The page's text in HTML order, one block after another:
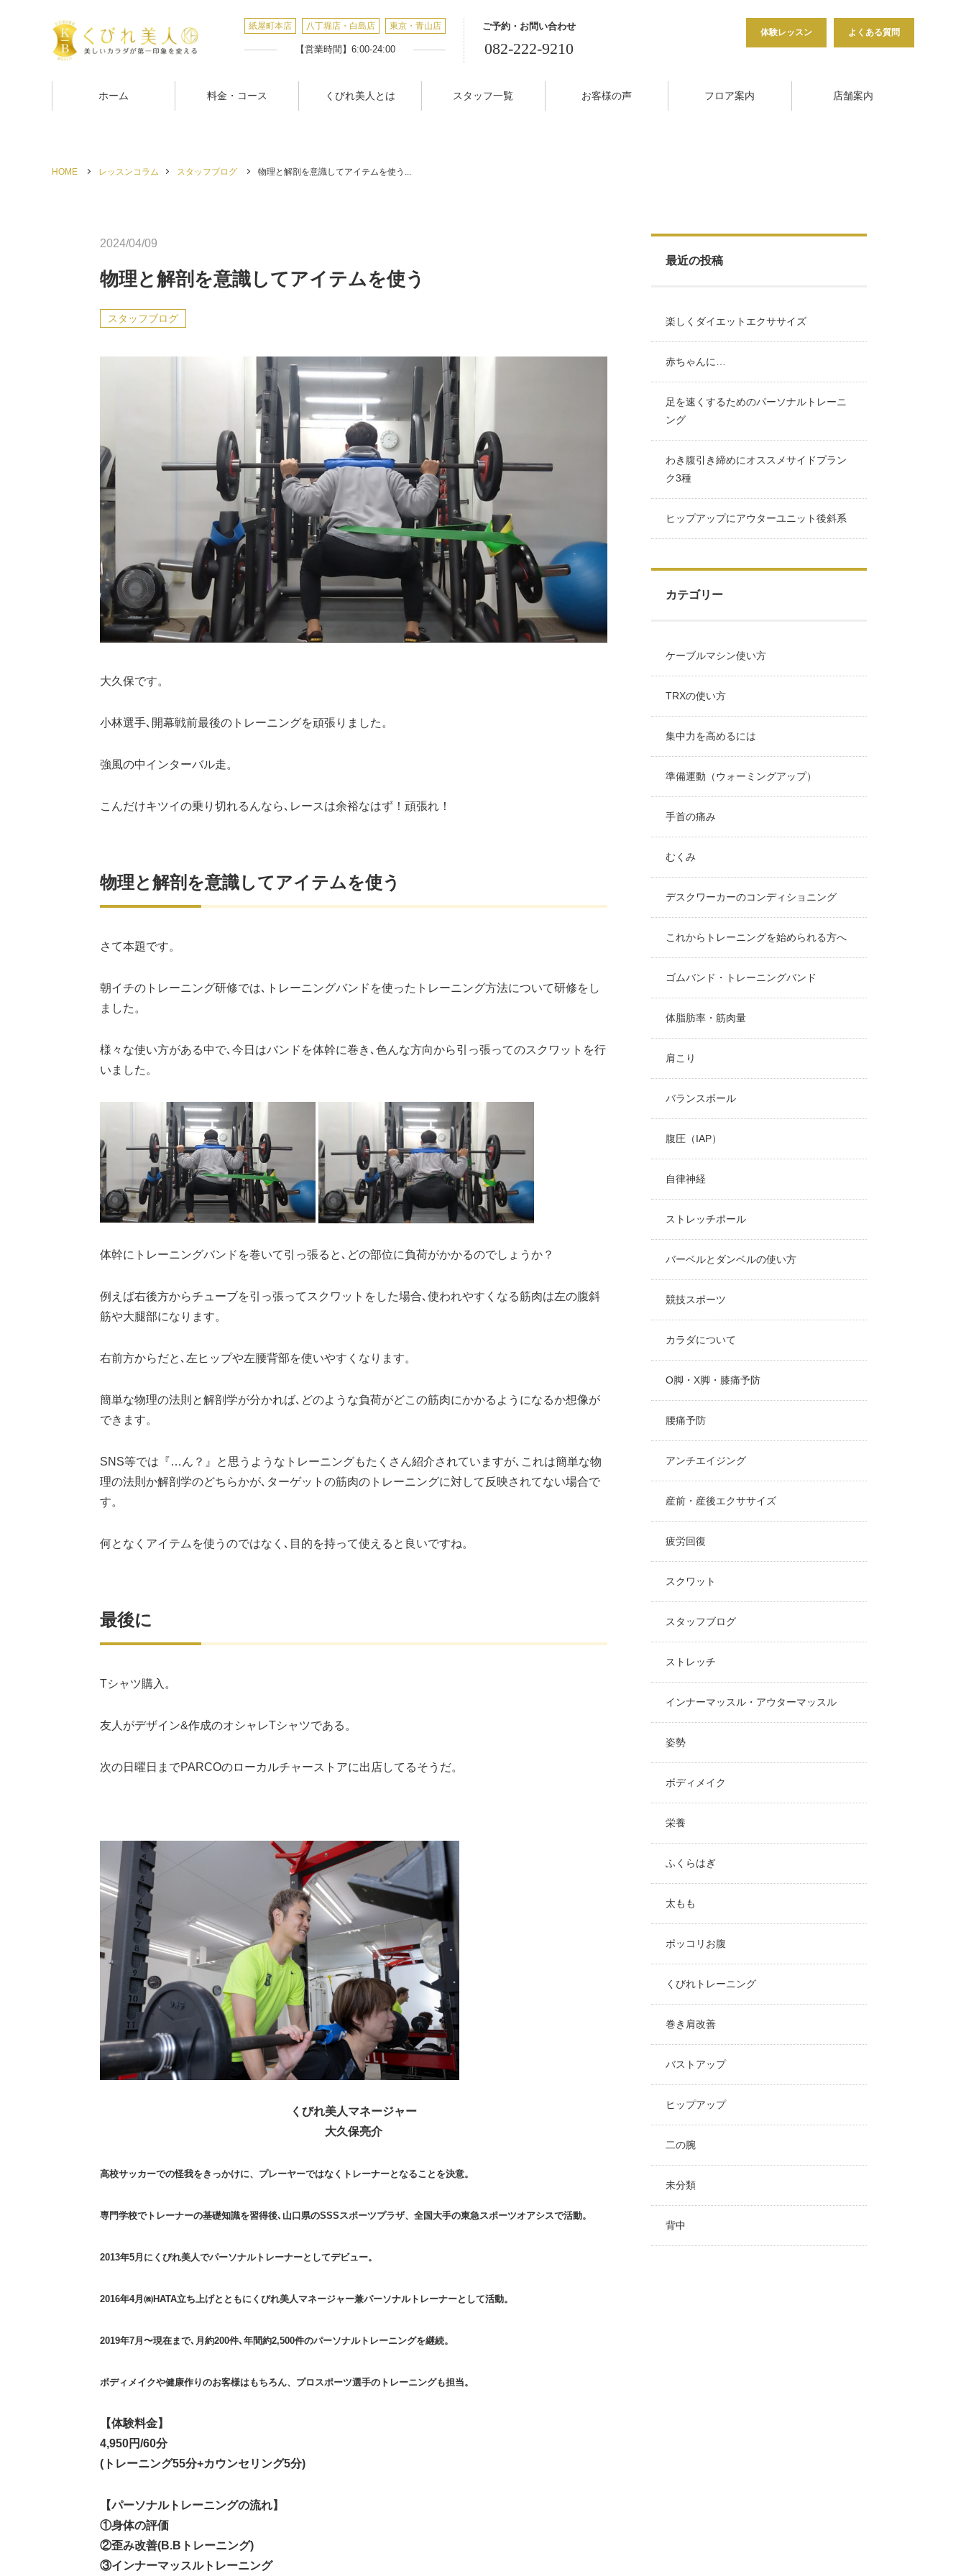
紙屋町本店 八丁堀店・白島店 東京・青山店
【営業時間】6:00-24:00
ご予約・お問い合わせ
082-222-9210
体験レッスン よくある質問
ホーム 料金・コース くびれ美人とは スタッフ一覧 お客様の声 フロア案内 店舗案内
HOME レッスンコラム スタッフブログ 物理と解剖を意識してアイテムを使う...
2024/04/09
物理と解剖を意識してアイテムを使う
スタッフブログ
大久保です。
小林選手､開幕戦前最後のトレーニングを頑張りました。
強風の中インターバル走。
こんだけキツイの乗り切れるんなら､レースは余裕なはず！頑張れ！
物理と解剖を意識してアイテムを使う
さて本題です。
朝イチのトレーニング研修では､トレーニングバンドを使ったトレーニング方法について研修をし
ました。
様々な使い方がある中で､今日はバンドを体幹に巻き､色んな方向から引っ張ってのスクワットを行
いました。
体幹にトレーニングバンドを巻いて引っ張ると､どの部位に負荷がかかるのでしょうか？
例えば右後方からチューブを引っ張ってスクワットをした場合､使われやすくなる筋肉は左の腹斜
筋や大腿部になります。
右前方からだと､左ヒップや左腰背部を使いやすくなります。
簡単な物理の法則と解剖学が分かれば､どのような負荷がどこの筋肉にかかるようになるか想像が
できます。
SNS等では『…ん？』と思うようなトレーニングもたくさん紹介されていますが､これは簡単な物
理の法則か解剖学のどちらかが､ターゲットの筋肉のトレーニングに対して反映されてない場合で
す。
何となくアイテムを使うのではなく､目的を持って使えると良いですね。
最後に
Tシャツ購入。
友人がデザイン&作成のオシャレTシャツである。
次の日曜日までPARCOのローカルチャーストアに出店してるそうだ。
くびれ美人マネージャー
大久保亮介
高校サッカーでの怪我をきっかけに、プレーヤーではなくトレーナーとなることを決意。
専門学校でトレーナーの基礎知識を習得後､山口県のSSSスポーツプラザ、全国大手の東急スポーツオアシスで活動。
2013年5月にくびれ美人でパーソナルトレーナーとしてデビュー。
2016年4月㈱HATA立ち上げとともにくびれ美人マネージャー兼パーソナルトレーナーとして活動。
2019年7月〜現在まで､月約200件､年間約2,500件のパーソナルトレーニングを継続。
ボディメイクや健康作りのお客様はもちろん、プロスポーツ選手のトレーニングも担当。
【体験料金】
4,950円/60分
(トレーニング55分+カウンセリング5分)
【パーソナルトレーニングの流れ】
①身体の評価
②歪み改善(B.Bトレーニング)
③インナーマッスルトレーニング
最近の投稿
楽しくダイエットエクササイズ
赤ちゃんに…
足を速くするためのパーソナルトレーニ
ング
わき腹引き締めにオススメサイドプラン
ク3種
ヒップアップにアウターユニット後斜系
カテゴリー
ケーブルマシン使い方
TRXの使い方
集中力を高めるには
準備運動（ウォーミングアップ）
手首の痛み
むくみ
デスクワーカーのコンディショニング
これからトレーニングを始められる方へ
ゴムバンド・トレーニングバンド
体脂肪率・筋肉量
肩こり
バランスボール
腹圧（IAP）
自律神経
ストレッチポール
バーベルとダンベルの使い方
競技スポーツ
カラダについて
O脚・X脚・膝痛予防
腰痛予防
アンチエイジング
産前・産後エクササイズ
疲労回復
スクワット
スタッフブログ
ストレッチ
インナーマッスル・アウターマッスル
姿勢
ボディメイク
栄養
ふくらはぎ
太もも
ポッコリお腹
くびれトレーニング
巻き肩改善
バストアップ
ヒップアップ
二の腕
未分類
背中